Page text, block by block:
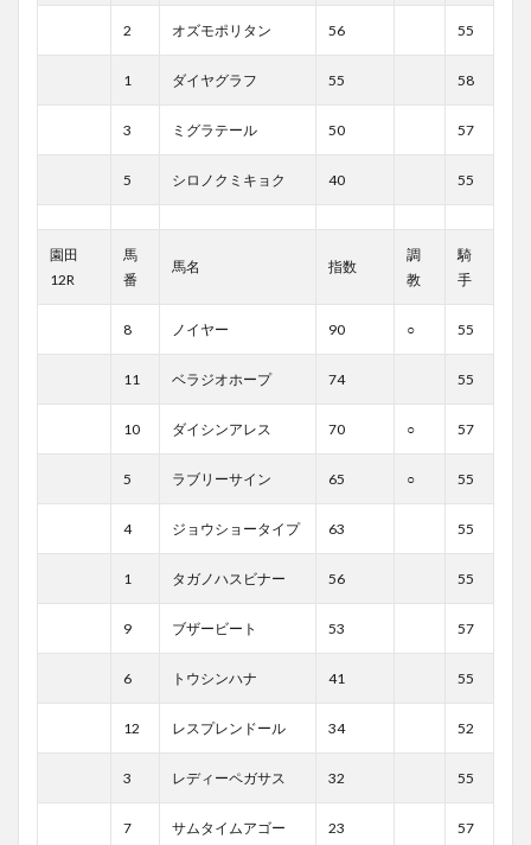
2 オズモポリタン 56 55
1 ダイヤグラフ 55 58
3 ミグラテール 50 57
5 シロノクミキョク 40 55
園田
12R
馬
番
馬名 指数
調
教
騎
手
8 ノイヤー 90 ○ 55
11 ベラジオホープ 74 55
10 ダイシンアレス 70 ○ 57
5 ラブリーサイン 65 ○ 55
4 ジョウショータイプ 63 55
1 タガノハスビナー 56 55
9 ブザービート 53 57
6 トウシンハナ 41 55
12 レスプレンドール 34 52
3 レディーペガサス 32 55
7 サムタイムアゴー 23 57